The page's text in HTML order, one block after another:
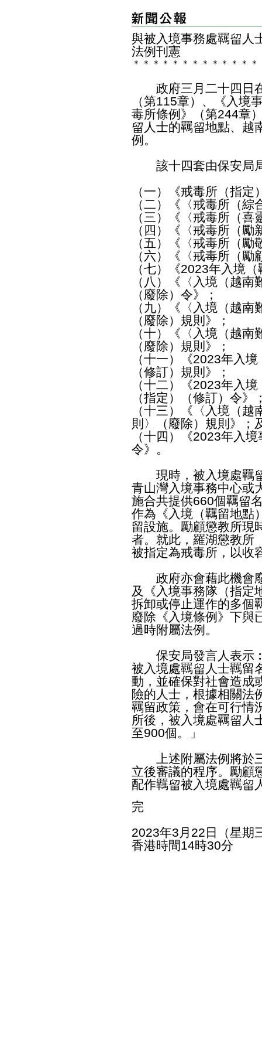
與被入境事務處羈留人
法例刊憲
＊ ＊ ＊ ＊ ＊ ＊ ＊ ＊ ＊ ＊ ＊ ＊ ＊
政府三月二十四日在
（第115章）、《入境
毒所條例》（第244章
留人士的羈留地點、越
例。
該十四套由保安局
（一）《戒毒所（指定
（二）《〈戒毒所（
（三）《〈戒毒所（
（四）《〈戒毒所（
（五）《〈戒毒所（
（六）《〈戒毒所（
（七）《2023年入境
（八）《〈入境（越
（廢除）令》；
（九）《〈入境（越
（廢除）規則》；
（十）《〈入境（越
（廢除）規則》；
（十一）《2023年入
（修訂）規則》；
（十二）《2023年入
（指定）（修訂）令》
（十三）《〈入境（
則〉（廢除）規則》；
（十四）《2023年入
令》。
現時，被入境處羈留
青山灣入境事務中心或
施合共提供660個羈留
作為《入境（羈留地點
留設施。勵顧懲教所現
者。就此，羅湖懲教所
被指定為戒毒所，以收
政府亦會藉此機會廢
及《入境事務隊（指定
拆卸或停止運作的多個
廢除《入境條例》下與
過時附屬法例。
保安局發言人表示︰
被入境處羈留人士羈留
動，並確保對社會造成
險的人士，根據相關法
羈留政策，會在可行情
所後，被入境處羈留人
至900個。」
上述附屬法例將於三
立後審議的程序。勵顧
配作羈留被入境處羈留
完
2023年3月22日（星期
香港時間14時30分